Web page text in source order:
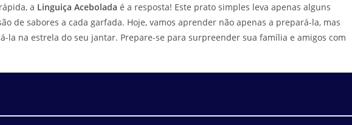
a Linguiça Acebolada é a resposta! Este prato simples leva apenas alguns
de sabores a cada garfada. Hoje, vamos aprender não apenas a prepará-la, mas
la na estrela do seu jantar. Prepare-se para surpreender sua família e amigos com